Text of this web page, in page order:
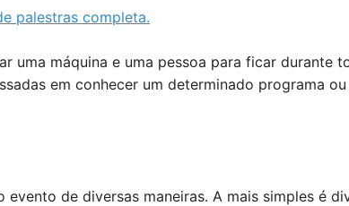
palestras completa.
uma máquina e uma pessoa para ficar durante
em conhecer um determinado programa
evento de diversas maneiras. A mais simples é